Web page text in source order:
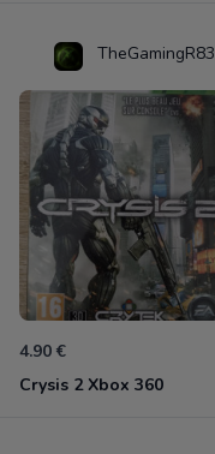
TheGamingR83
4.90 €
Crysis 2 Xbox 360